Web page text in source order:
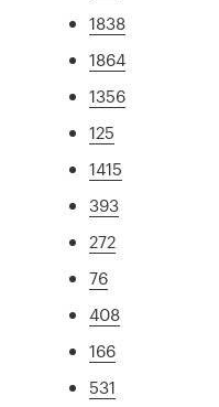
1838
1864
1356
125
1415
393
272
76
408
166
531